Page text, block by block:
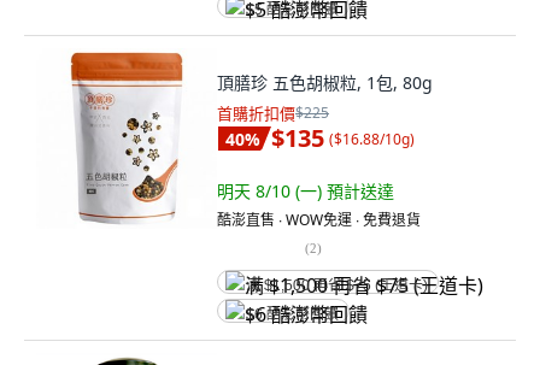
$5 酷澎幣回饋
頂膳珍 五色胡椒粒, 1包, 80g
首購折扣價$225
40% $135 ($16.88/10g)
明天 8/10 (一) 預計送達
酷澎直售 ∙ WOW免運 ∙ 免費退貨
(2)
满 $1,500 再省 $75 (王道卡)
$6 酷澎幣回饋